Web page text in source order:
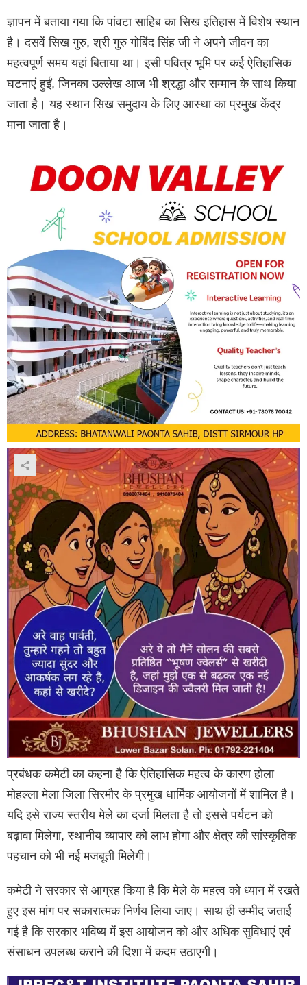
ज्ञापन में बताया गया कि पांवटा साहिब का सिख इतिहास में विशेष स्थान
है। दसवें सिख गुरु, श्री गुरु गोबिंद सिंह जी ने अपने जीवन का
महत्वपूर्ण समय यहां बिताया था। इसी पवित्र भूमि पर कई ऐतिहासिक
घटनाएं हुईं, जिनका उल्लेख आज भी श्रद्धा और सम्मान के साथ किया
जाता है। यह स्थान सिख समुदाय के लिए आस्था का प्रमुख केंद्र
माना जाता है।
प्रबंधक कमेटी का कहना है कि ऐतिहासिक महत्व के कारण होला
मोहल्ला मेला जिला सिरमौर के प्रमुख धार्मिक आयोजनों में शामिल है।
यदि इसे राज्य स्तरीय मेले का दर्जा मिलता है तो इससे पर्यटन को
बढ़ावा मिलेगा, स्थानीय व्यापार को लाभ होगा और क्षेत्र की सांस्कृतिक
पहचान को भी नई मजबूती मिलेगी।
कमेटी ने सरकार से आग्रह किया है कि मेले के महत्व को ध्यान में रखते
हुए इस मांग पर सकारात्मक निर्णय लिया जाए। साथ ही उम्मीद जताई
गई है कि सरकार भविष्य में इस आयोजन को और अधिक सुविधाएं एवं
संसाधन उपलब्ध कराने की दिशा में कदम उठाएगी।